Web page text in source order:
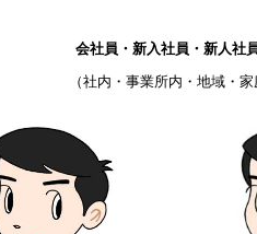
会社員・新入社員・新人社
（社内・事業所内・地域・